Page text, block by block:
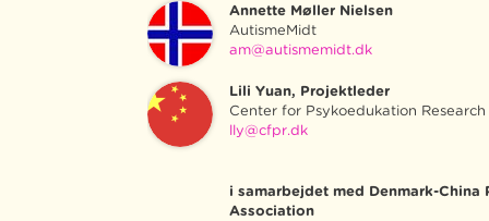
Annette Møller Nielsen
AutismeMidt
am@autismemidt.dk
Lili Yuan, Projektleder
Center for Psykoedukation Research
lly@cfpr.dk
i samarbejdet med Denmark-China
Association